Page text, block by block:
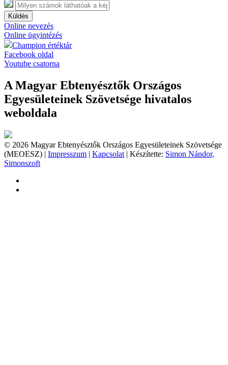
Küldés
Online nevezés
Online ügyintézés
Champion értéktár
Facebook oldal
Youtube csatorna
A Magyar Ebtenyésztők Országos
Egyesületeinek Szövetsége hivatalos
weboldala
© 2026 Magyar Ebtenyésztők Országos Egyesületeinek Szövetsége
(MEOESZ) | Impresszum | Kapcsolat | Készítette: Simon Nándor,
Simonszoft